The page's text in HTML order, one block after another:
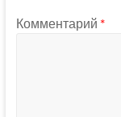
Комментарий *